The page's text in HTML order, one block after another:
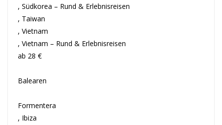
, Südkorea – Rund & Erlebnisreisen
, Taiwan
, Vietnam
, Vietnam – Rund & Erlebnisreisen
ab 28 €
Balearen
Formentera
, Ibiza